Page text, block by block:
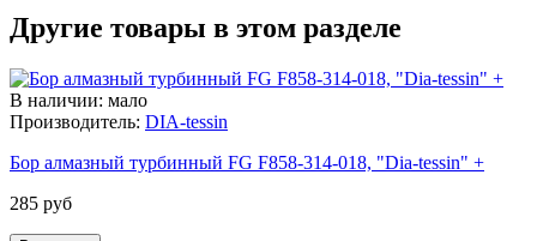
Другие товары в этом разделе
В наличии: мало
Производитель: DIA-tessin
Бор алмазный турбинный FG F858-314-018, "Dia-tessin" +
285 руб